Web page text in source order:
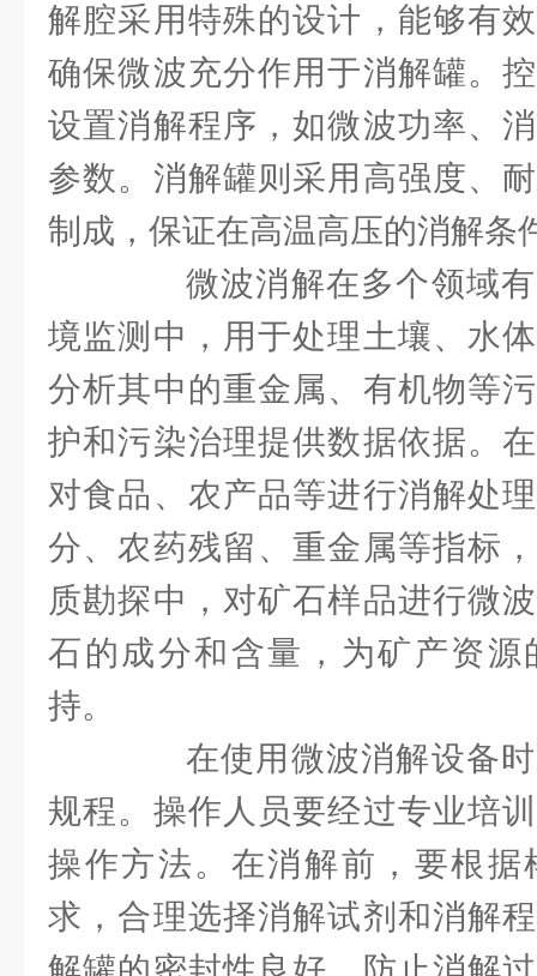
解腔采用特殊的设计，能够有
确保微波充分作用于消解罐。
设置消解程序，如微波功率、
参数。消解罐则采用高强度、
制成，保证在高温高压的消解条
微波消解在多个领域有
境监测中，用于处理土壤、水
分析其中的重金属、有机物等
护和污染治理提供数据依据。
对食品、农产品等进行消解处
分、农药残留、重金属等指标
质勘探中，对矿石样品进行微
石的成分和含量，为矿产资源
持。
在使用微波消解设备时
规程。操作人员要经过专业培
操作方法。在消解前，要根据
求，合理选择消解试剂和消解